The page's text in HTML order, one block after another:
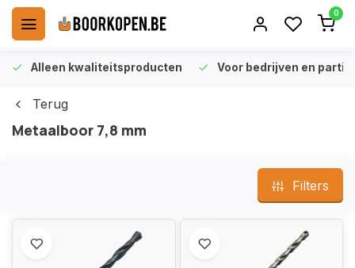
0
Alleen kwaliteitsproducten Voor bedrijven en
Terug
Metaalboor 7,8 mm
Filters